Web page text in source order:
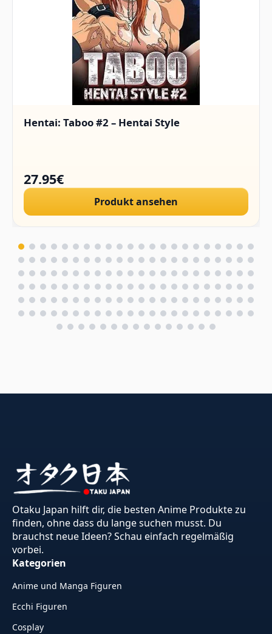
Hentai: Taboo #2 – Hentai Style
27.95€
Produkt ansehen
Otaku Japan hilft dir, die besten Anime Produkte zu
finden, ohne dass du lange suchen musst. Du
brauchst neue Ideen? Schau einfach regelmäßig
vorbei.
Kategorien
Anime und Manga Figuren
Ecchi Figuren
Cosplay